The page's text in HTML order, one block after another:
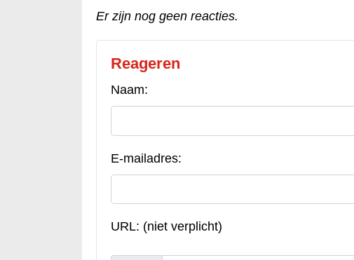
Er zijn nog geen reacties.
Reageren
Naam:
E-mailadres:
URL: (niet verplicht)